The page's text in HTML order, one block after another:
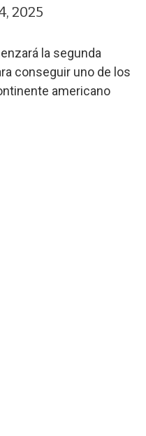
2025
la segunda
conseguir uno de los
americano